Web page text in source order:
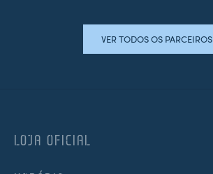
VER TODOS OS PARCEIROS
LOJA OFICIAL